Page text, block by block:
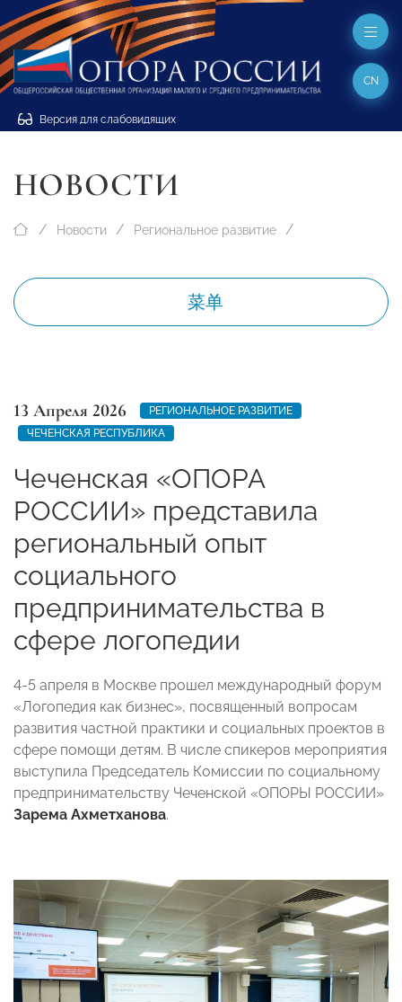
Версия для слабовидящих
CN
НОВОСТИ
Новости Региональное развитие
菜单
13 Апреля 2026
РЕГИОНАЛЬНОЕ РАЗВИТИЕ
ЧЕЧЕНСКАЯ РЕСПУБЛИКА
Чеченская «ОПОРА
РОССИИ» представила
региональный опыт
социального
предпринимательства в
сфере логопедии
4-5 апреля в Москве прошел международный форум
«Логопедия как бизнес», посвященный вопросам
развития частной практики и социальных проектов в
сфере помощи детям. В числе спикеров мероприятия
выступила Председатель Комиссии по социальному
предпринимательству Чеченской «ОПОРЫ РОССИИ»
Зарема Ахметханова.